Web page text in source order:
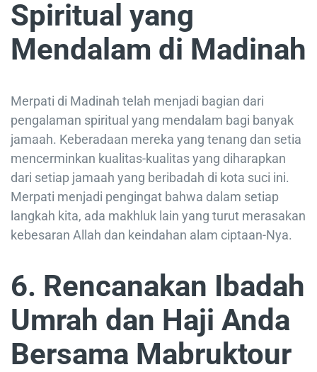
Spiritual yang
Mendalam di Madinah
Merpati di Madinah telah menjadi bagian dari
pengalaman spiritual yang mendalam bagi banyak
jamaah. Keberadaan mereka yang tenang dan setia
mencerminkan kualitas-kualitas yang diharapkan
dari setiap jamaah yang beribadah di kota suci ini.
Merpati menjadi pengingat bahwa dalam setiap
langkah kita, ada makhluk lain yang turut merasakan
kebesaran Allah dan keindahan alam ciptaan-Nya.
6. Rencanakan Ibadah
Umrah dan Haji Anda
Bersama Mabruktour